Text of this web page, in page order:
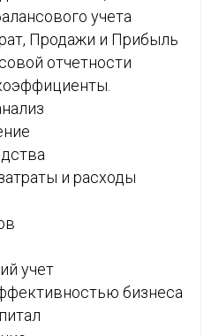
учета
Продажи и Прибыль
отчетности
и расходы
учет
бизнеса